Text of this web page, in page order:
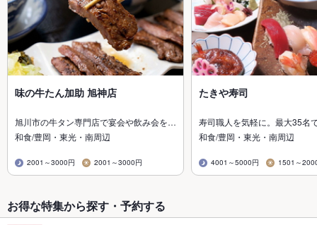
味の牛たん加助 旭神店
旭川市の牛タン専門店で宴会や飲み会を…
和食/豊岡・東光・南周辺
2001～3000円 2001～3000円
たきや寿司
寿司職人を気軽に。最大35名
和食/豊岡・東光・南周辺
4001～5000円 1501～
お得な特集から探す・予約する